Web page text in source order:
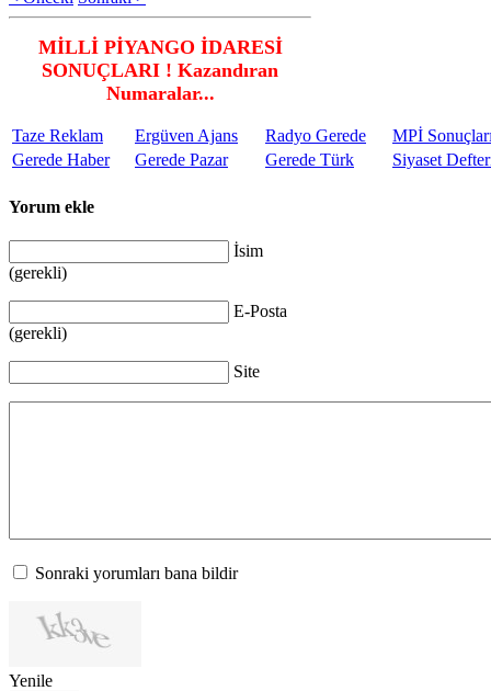
MİLLİ PİYANGO İDARESİ
SONUÇLARI ! Kazandıran
Numaralar...
Taze Reklam Ergüven Ajans Radyo Gerede
MPİ
Gerede Haber
Gerede Pazar Gerede Türk Siyaset
Yorum ekle
İsim
(gerekli)
E-Posta
(gerekli)
Site
Sonraki yorumları bana bildir
Yenile